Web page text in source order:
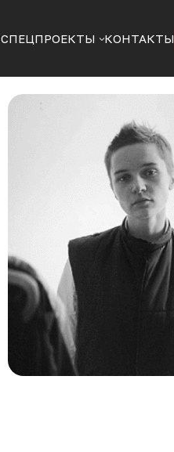
СПЕЦПРОЕКТЫ КОНТАКТЫ